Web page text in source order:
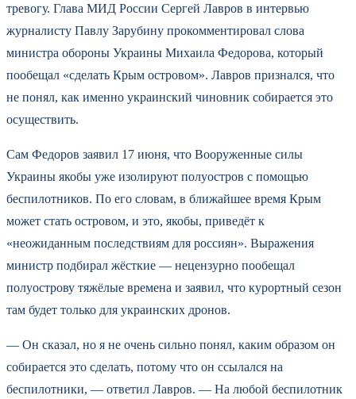
тревогу. Глава МИД России Сергей Лавров в интервью
журналисту Павлу Зарубину прокомментировал слова
министра обороны Украины Михаила Федорова, который
пообещал «сделать Крым островом». Лавров признался, что
не понял, как именно украинский чиновник собирается это
осуществить.
Сам Федоров заявил 17 июня, что Вооруженные силы
Украины якобы уже изолируют полуостров с помощью
беспилотников. По его словам, в ближайшее время Крым
может стать островом, и это, якобы, приведёт к
«неожиданным последствиям для россиян». Выражения
министр подбирал жёсткие — нецензурно пообещал
полуострову тяжёлые времена и заявил, что курортный сезон
там будет только для украинских дронов.
— Он сказал, но я не очень сильно понял, каким образом он
собирается это сделать, потому что он ссылался на
беспилотники, — ответил Лавров. — На любой беспилотник